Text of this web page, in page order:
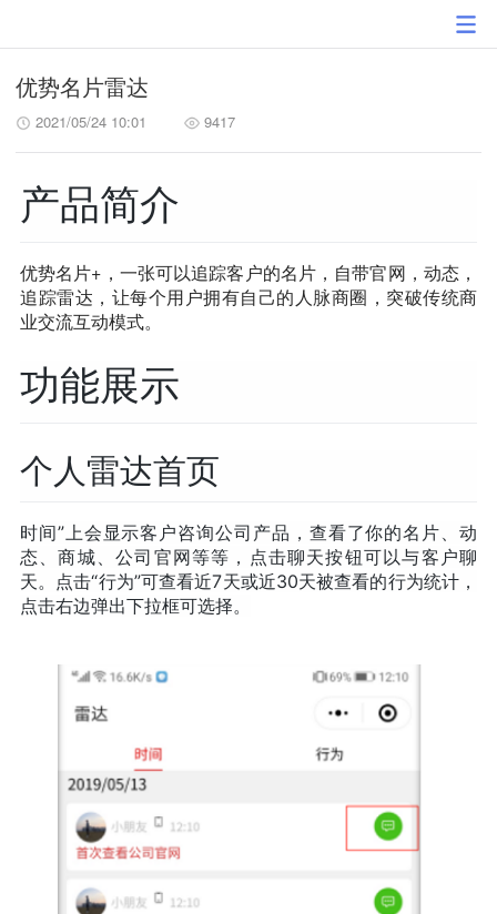
优势名片雷达
2021/05/24 10:01 9417
产品简介
优势名片+，一张可以追踪客户的名片，自带官网，动态，
追踪雷达，让每个用户拥有自己的人脉商圈，突破传统商
业交流互动模式。
功能展示
个人雷达首页
时间”上会显示客户咨询公司产品，查看了你的名片、动
态、商城、公司官网等等，点击聊天按钮可以与客户聊
天。 点击“行为”可查看近7天或近30天被查看的行为统计，
点击右边弹出下拉框可选择。